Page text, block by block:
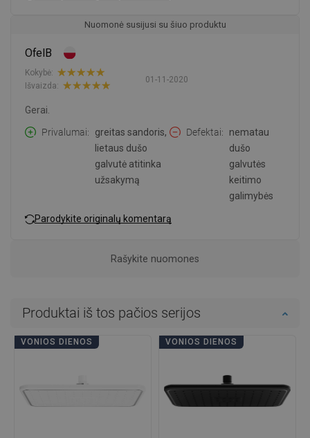
Nuomonė susijusi su šiuo produktu
OfelB
01-11-2020
Kokybė:
Išvaizda:
Gerai.
Privalumai
greitas sandoris,
lietaus dušo
galvutė atitinka
užsakymą
Defektai
nematau
dušo
galvutės
keitimo
galimybės
Parodykite originalų komentarą
Rašykite nuomones
Produktai iš tos pačios serijos
VONIOS DIENOS VONIOS DIENOS